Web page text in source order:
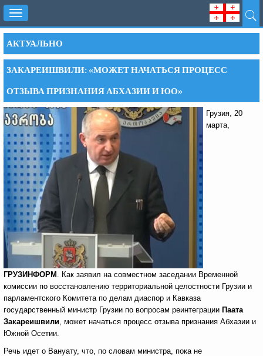
Toggle
navigation
АКТУАЛЬНО
ЗАКАРЕИШВИЛИ: «МОЖЕТ НАЧАТЬСЯ ПРОЦЕСС
ОТЗЫВА ПРИЗНАНИЯ АБХАЗИИ И ЮО»
Грузия, 20
марта,
ГРУЗИНФОРМ . Как заявил на совместном заседании Временной
комиссии по восстановлению территориальной целостности Грузии и
парламентского Комитета по делам диаспор и Кавказа
государственный министр Грузии по вопросам реинтеграции Паата
Закареишвили, может начаться процесс отзыва признания Абхазии и
Южной Осетии.
Речь идет о Вануату, что, по словам министра, пока не